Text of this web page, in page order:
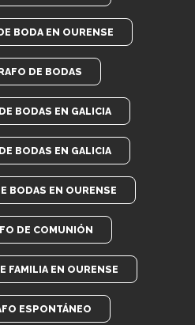
BODA EN OURENSE
DE BODAS
BODAS EN GALICIA
BODAS EN GALICIA
BODAS EN OURENSE
DE COMUNIÓN
FAMILIA EN OURENSE
ESPONTÁNEO